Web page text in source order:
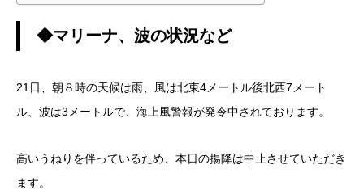
◆マリーナ、波の状況など
21日、朝８時の天候は雨、風は北東4メートル後北西7メート
ル、波は3メートルで、海上風警報が発令中されております。
高いうねりを伴っているため、本日の揚降は中止させていただき
ます。